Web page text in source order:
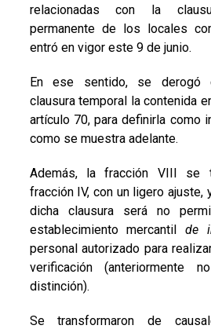
relacionadas con la
permanente de los locales
entró en vigor este 9 de junio.
En ese sentido, se derogó
clausura temporal la contenida
artículo 70, para definirla como
como se muestra adelante.
Además, la fracción VIII se
fracción IV, con un ligero ajuste,
dicha clausura será no
establecimiento mercantilde
personal autorizado para
verificación (anteriormente
distinción).
Se transformaron de